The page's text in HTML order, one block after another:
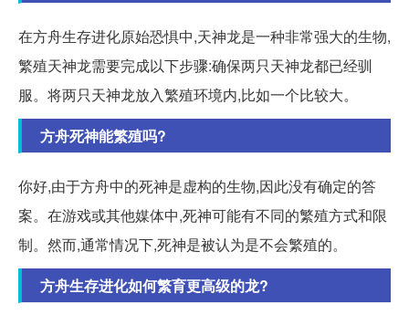
在方舟生存进化原始恐惧中,天神龙是一种非常强大的生物,
繁殖天神龙需要完成以下步骤:确保两只天神龙都已经驯
服。将两只天神龙放入繁殖环境内,比如一个比较大。
方舟死神能繁殖吗?
你好,由于方舟中的死神是虚构的生物,因此没有确定的答
案。在游戏或其他媒体中,死神可能有不同的繁殖方式和限
制。然而,通常情况下,死神是被认为是不会繁殖的。
方舟生存进化如何繁育更高级的龙?